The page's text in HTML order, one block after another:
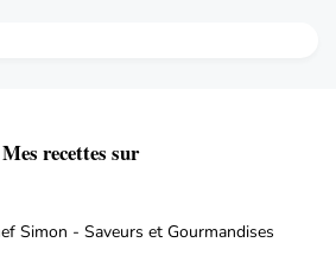
Mes recettes sur